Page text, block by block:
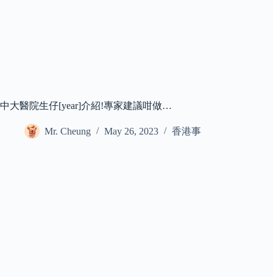
中大醫院生仔[year]介紹!專家建議咁做…
Mr. Cheung May 26, 2023 香港事